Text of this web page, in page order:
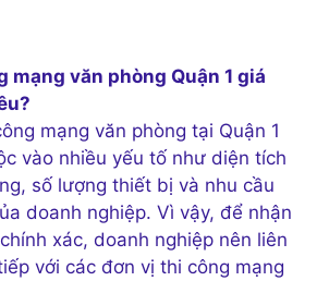
mạng văn phòng Quận 1 giá
mạng văn phòng tại Quận 1
vào nhiều yếu tố như diện tích
số lượng thiết bị và nhu cầu
doanh nghiệp. Vì vậy, để nhận
xác, doanh nghiệp nên liên
với các đơn vị thi công mạng